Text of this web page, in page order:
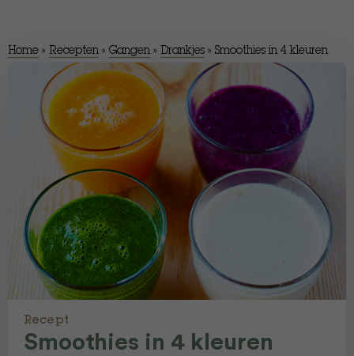
Home » Recepten » Gangen » Drankjes » Smoothies in 4 kleuren
Recept
Smoothies in 4 kleuren